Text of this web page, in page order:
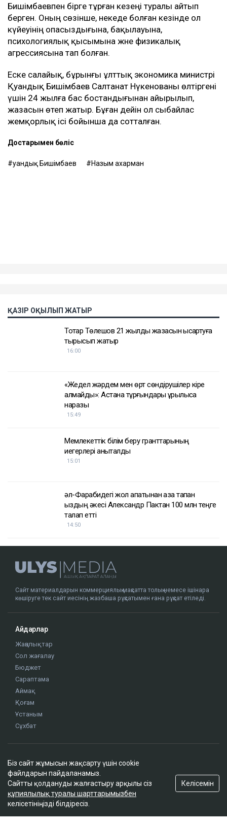
Бишімбаевпен бірге тұрған кезеңі туралы айтып
берген. Оның сөзінше, некеде болған кезінде ол
күйеуінің опасыздығына, бақылауына,
психологиялық қысымына және физикалық
агрессиясына тап болған.
Еске салайық, бұрынғы ұлттық экономика министрі
Қуандық Бишімбаев Салтанат Нүкенованы өлтіргені
үшін 24 жылға бас бостандығынан айырылып,
жазасын өтеп жатыр. Бұған дейін ол сыбайлас
жемқорлық ісі бойынша да сотталған.
Достарыңмен бөліс
Қуандық Бишімбаев Назым Қахарман
ҚАЗІР ОҚЫЛЫП ЖАТЫР
Тоқтар Төлешов 21 жылдық жазасын қысқартуға
тырысып жатыр
16:00
«Жедел жәрдем мен өрт сөндірушілер кіре
алмайды»: Астана тұрғындары құрылысқа
наразы
15:49
Мемлекеттік білім беру гранттарының
иегерлері анықталды
15:01
әл-Фарабидегі жол апатынан қаза тапқан
қыздың әкесі Александр Пактан 100 млн теңге
талап етті
14:50
Сайт материалдарын коммерциялық мақсатта толық немесе ішінара
көшіруге тек сайт иесінің жазбаша рұқсатымен ғана рұқсат етіледі.
Айдарлар
Жаңалықтар
Сол жағалау
Бюджет
Сараптама
Аймақ
Қоғам
Ұстаным
Сұхбат
Жоба туралы
Сайт ережелері
Сайттағы жарнама
Байланыс
Редакциялық саясат
Біз сайт жұмысын жақсарту үшін cookie
файлдарын пайдаланамыз.
Сайтты қолдануды жалғастыру арқылы сіз
құпиялылық туралы шарттарымызбен
келісетініңізді білдіресіз.
Келісемін